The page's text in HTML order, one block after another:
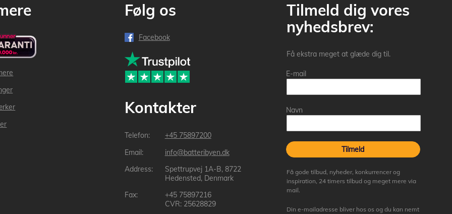
Følg os
Facebook
Kontakter
+45 75897200
info@batteribyen.dk
Spettrupvej 1A-B, 8722
Hedensted, Denmark
+45 75897216
CVR: 25628829
Tilmeld dig vores
nyhedsbrev:
Få ekstra meget at glæde dig til.
E-mail
Navn
Tilmeld
Få gode tilbud, nyheder, konkurrencer og
inspiration, 24 timers tilbud og meget mere via
mail.
Din e-mailadresse bliver hos os og du kan nemt